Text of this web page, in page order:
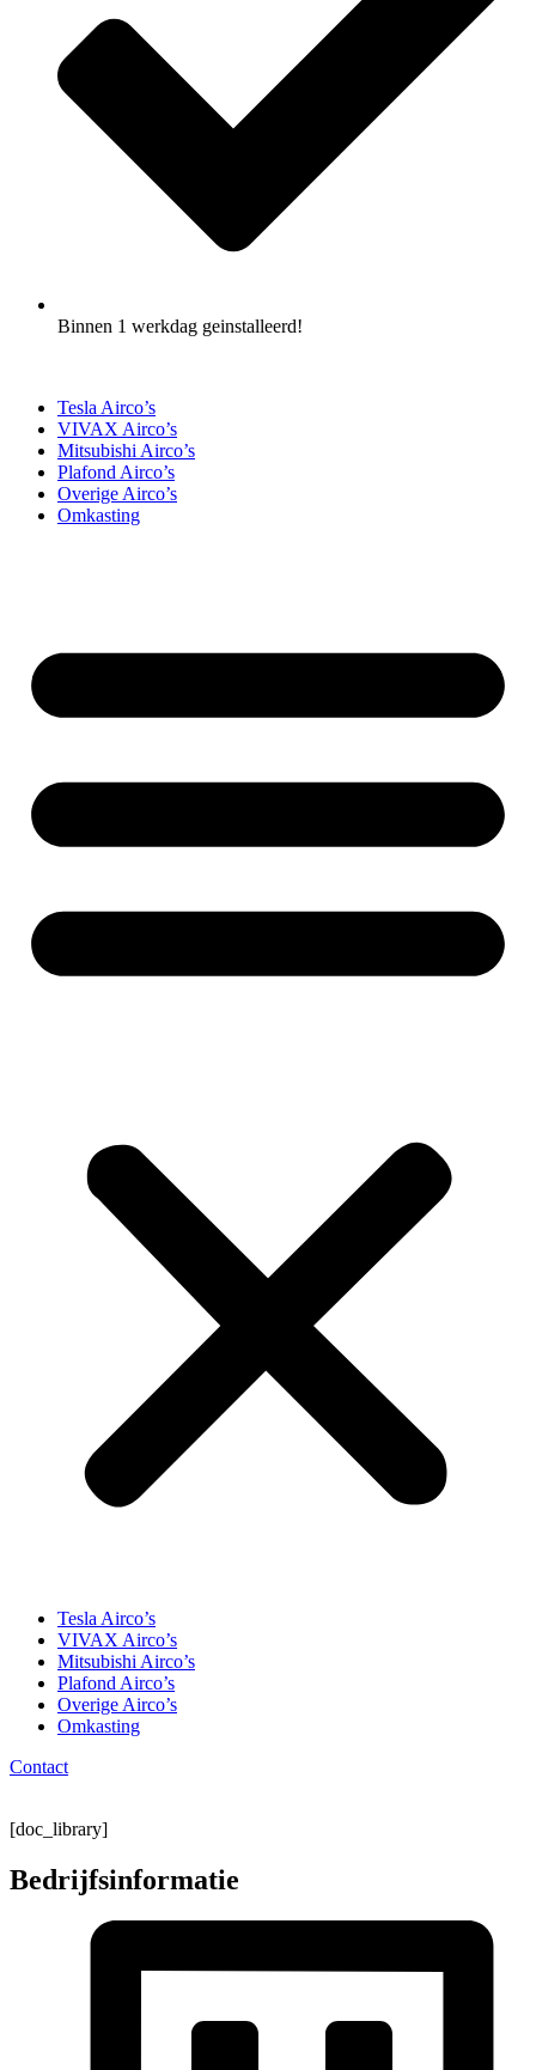
Binnen 1 werkdag geinstalleerd!
Tesla Airco’s
VIVAX Airco’s
Mitsubishi Airco’s
Plafond Airco’s
Overige Airco’s
Omkasting
Tesla Airco’s
VIVAX Airco’s
Mitsubishi Airco’s
Plafond Airco’s
Overige Airco’s
Omkasting
Contact
[doc_library]
Bedrijfsinformatie